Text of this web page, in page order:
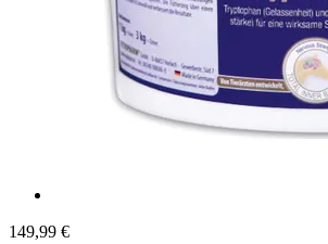
149,99 €